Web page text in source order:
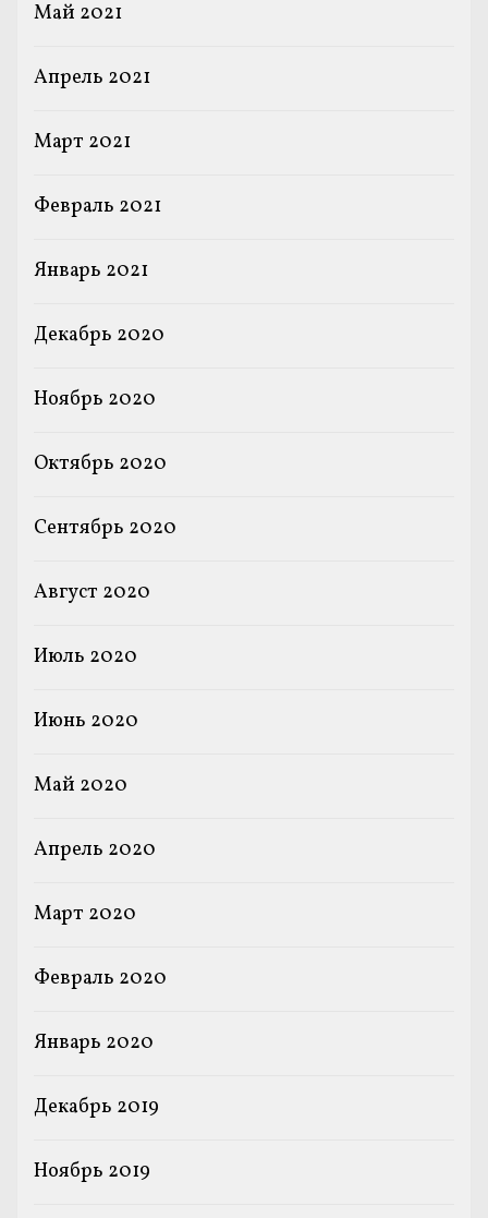
Май 2021
Апрель 2021
Март 2021
Февраль 2021
Январь 2021
Декабрь 2020
Ноябрь 2020
Октябрь 2020
Сентябрь 2020
Август 2020
Июль 2020
Июнь 2020
Май 2020
Апрель 2020
Март 2020
Февраль 2020
Январь 2020
Декабрь 2019
Ноябрь 2019